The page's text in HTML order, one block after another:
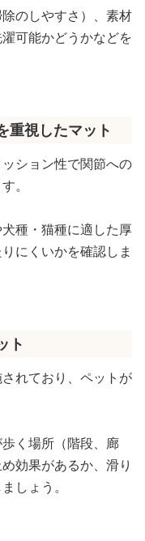
のしやすさ）、素材
可能かどうかなどを
重視したマット
ション性で関節への
。
種・猫種に適した厚
にくいかを確認しま
ト
れており、ペットが
く場所（階段、廊
効果があるか、滑り
しょう。